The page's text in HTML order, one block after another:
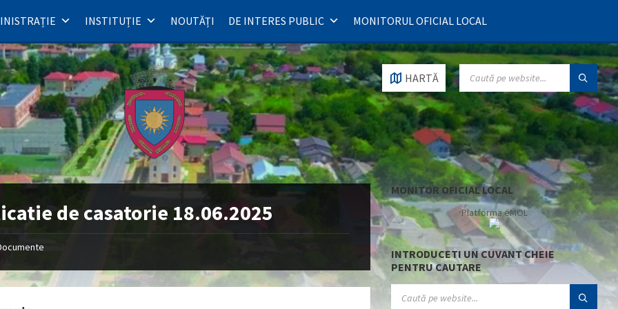
INSTITUȚIE NOUTĂȚI DE INTERES PUBLIC MONITORUL OFICIAL LOCAL
HARTĂ
SEARCH:
de casatorie 18.06.2025
MONITOR OFICIAL LOCAL
Platforma eMOL
INTRODUCETI UN CUVANT CHEIE
PENTRU CAUTARE